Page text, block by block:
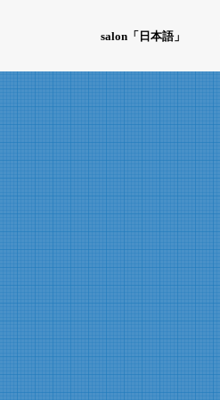
salon「日本語」